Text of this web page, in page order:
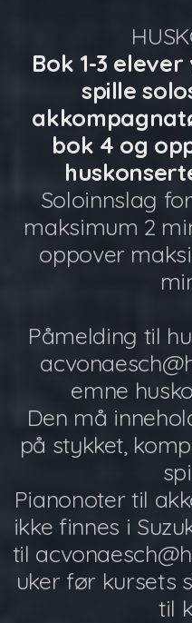
Bok 1-3
spille
bok 4 og
Soloinnslag
maksimum 2
oppover
Påmelding til
emne
Den må
på stykket,
Pianonoter til
ikke finnes i
til
uker før kursets
til